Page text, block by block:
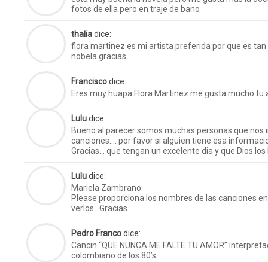
fotos de ella pero en traje de bano
thaliadice:
flora martinez es mi artista preferida por que es tan
nobela gracias
Franciscodice:
Eres muy huapa Flora Martinez me gusta mucho tu
Luludice:
Bueno al parecer somos muchas personas que
canciones…. por favor si alguien tiene esa
Gracias… que tengan un excelente dia y que Dios
Luludice:
Mariela Zambrano:
Please proporciona los nombres de las canciones
verlos…Gracias
Pedro Francodice:
Cancin “QUE NUNCA ME FALTE TU AMOR”
colombiano de los 80’s.